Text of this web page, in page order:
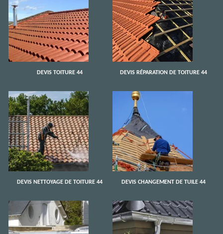
DEVIS TOITURE 44 DEVIS RÉPARATION DE TOITURE 44
DEVIS NETTOYAGE DE TOITURE 44 DEVIS CHANGEMENT DE TUILE 44